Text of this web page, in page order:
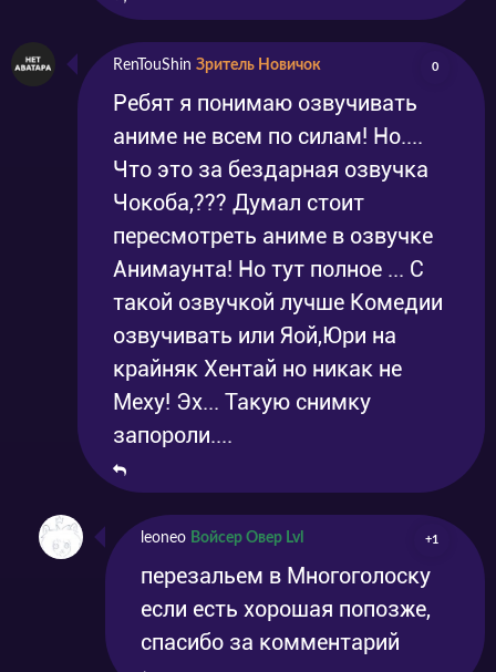
RenTouShin Зритель Новичок 0
Ребят я понимаю озвучивать
аниме не всем по силам! Но....
Что это за бездарная озвучка
Чокоба,??? Думал стоит
пересмотреть аниме в озвучке
Анимаунта! Но тут полное ... С
такой озвучкой лучше Комедии
озвучивать или Яой,Юри на
крайняк Хентай но никак не
Меху! Эх... Такую снимку
запороли....
leoneo Войсер Овер Lvl +1
перезальем в Многоголоску
если есть хорошая попозже,
спасибо за комментарий